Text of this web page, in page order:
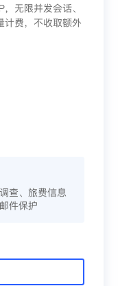
无限并发会话、
计费，不收取额外
查、旅费信息
件保护